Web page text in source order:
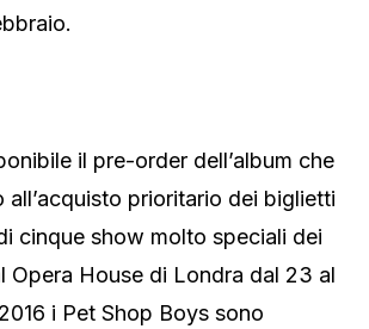
il pre-order dell’album che
all’acquisto prioritario dei biglietti
cinque show molto speciali dei
Opera House di Londra dal 23 al
i Pet Shop Boys sono